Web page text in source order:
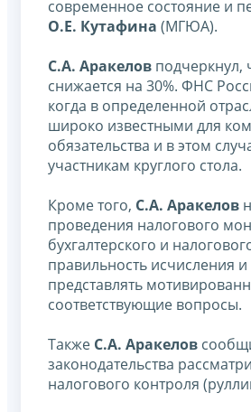
современное состояние и
О.Е. Кутафина (МГЮА).
С.А. Аракелов подчеркнул,
снижается на 30%. ФНС
когда в определенной
широко известными для
обязательства и в этом
участникам круглого стола.
Кроме того, С.А. Аракелов
проведения налогового
бухгалтерского и
правильность исчисления
представлять
соответствующие вопросы.
Также С.А. Аракелов
законодательства
налогового контроля